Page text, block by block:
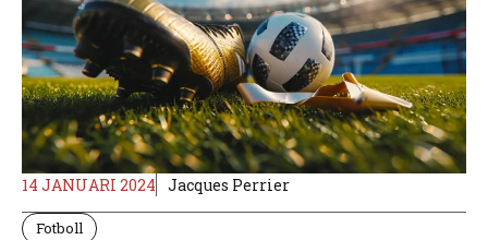
14 JANUARI 2024 Jacques Perrier
Fotboll